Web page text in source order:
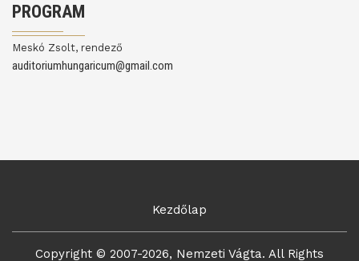
PROGRAM
Meskó Zsolt, rendező
auditoriumhungaricum@gmail.com
Kezdőlap
Copyright © 2007-2026, Nemzeti Vágta. All Rights